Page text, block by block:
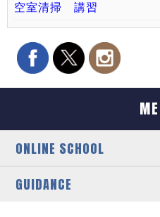
空室清掃 講習
ONLINE SCHOOL
GUIDANCE